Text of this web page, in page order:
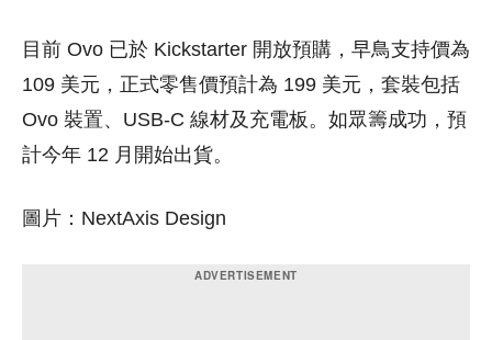
目前 Ovo 已於 Kickstarter 開放預購，早鳥支持價為
109 美元，正式零售價預計為 199 美元，套裝包括
Ovo 裝置、USB-C 線材及充電板。如眾籌成功，預
計今年 12 月開始出貨。
圖片： NextAxis Design